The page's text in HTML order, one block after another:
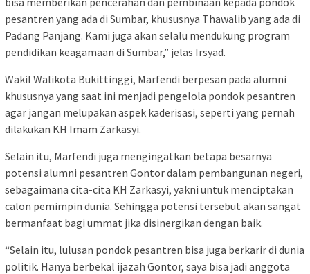
pesantren yang ada di Sumbar, khususnya Thawalib yang ada di
Padang Panjang. Kami juga akan selalu mendukung program
pendidikan keagamaan di Sumbar,” jelas Irsyad.
Wakil Walikota Bukittinggi, Marfendi berpesan pada alumni
khususnya yang saat ini menjadi pengelola pondok pesantren
agar jangan melupakan aspek kaderisasi, seperti yang pernah
dilakukan KH Imam Zarkasyi.
Selain itu, Marfendi juga mengingatkan betapa besarnya
potensi alumni pesantren Gontor dalam pembangunan negeri,
sebagaimana cita-cita KH Zarkasyi, yakni untuk menciptakan
calon pemimpin dunia. Sehingga potensi tersebut akan sangat
bermanfaat bagi ummat jika disinergikan dengan baik.
“Selain itu, lulusan pondok pesantren bisa juga berkarir di dunia
politik. Hanya berbekal ijazah Gontor, saya bisa jadi anggota